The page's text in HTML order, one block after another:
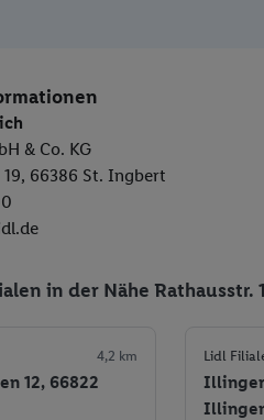
& Co. KG
66386 St. Ingbert
in der Nähe Rathausstr.
4,2 km
12, 66822
Lidl
Illinger